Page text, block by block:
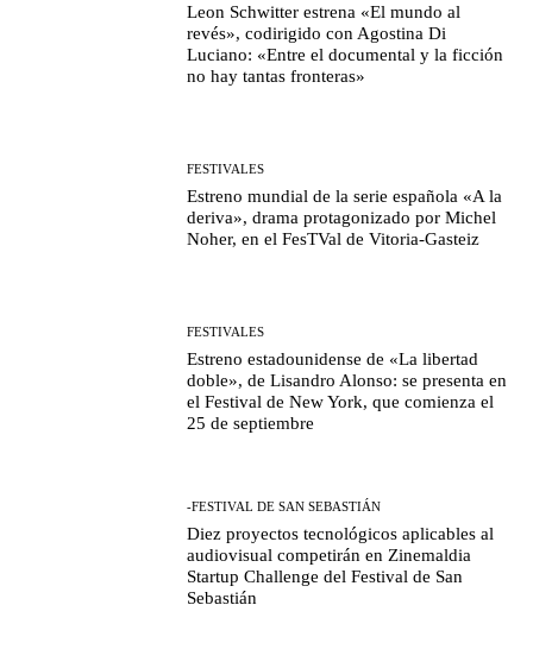
Leon Schwitter estrena «El mundo al
revés», codirigido con Agostina Di
Luciano: «Entre el documental y la ficción
no hay tantas fronteras»
FESTIVALES
Estreno mundial de la serie española «A la
deriva», drama protagonizado por Michel
Noher, en el FesTVal de Vitoria-Gasteiz
FESTIVALES
Estreno estadounidense de «La libertad
doble», de Lisandro Alonso: se presenta en
el Festival de New York, que comienza el
25 de septiembre
-FESTIVAL DE SAN SEBASTIÁN
Diez proyectos tecnológicos aplicables al
audiovisual competirán en Zinemaldia
Startup Challenge del Festival de San
Sebastián